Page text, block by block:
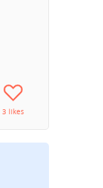
3 likes